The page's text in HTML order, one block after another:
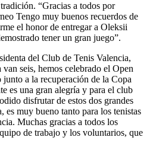
“Gracias a todos por
Tengo muy buenos recuerdos de
el honor de entregar a Oleksii
tener un gran juego”.
del Club de Tenis Valencia,
seis, hemos celebrado el Open
a la recuperación de la Copa
es una gran alegría y para el club
disfrutar de estos dos grandes
es muy bueno tanto para los tenistas
Muchas gracias a todos los
de trabajo y los voluntarios, que